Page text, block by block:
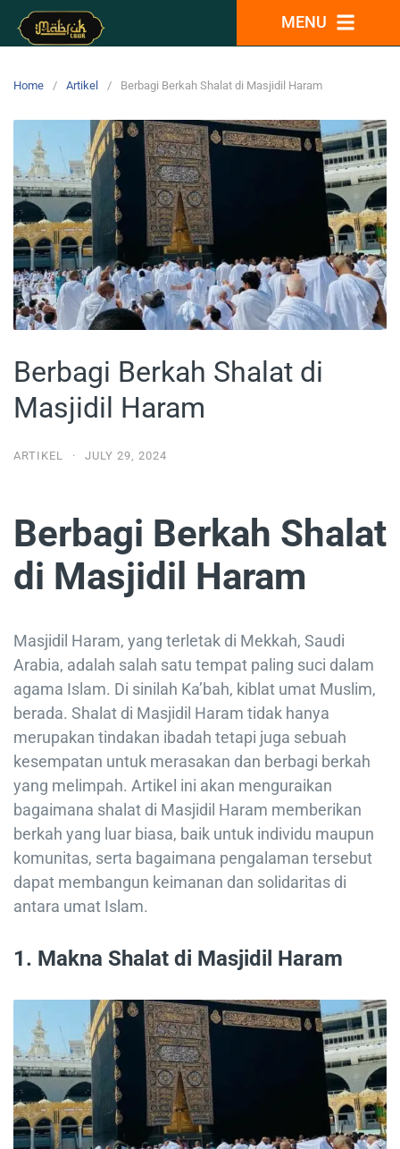
MENU
Home Artikel Berbagi Berkah Shalat di Masjidil Haram
Berbagi Berkah Shalat di
Masjidil Haram
ARTIKEL · JULY 29, 2024
Berbagi Berkah Shalat
di Masjidil Haram
Masjidil Haram, yang terletak di Mekkah, Saudi
Arabia, adalah salah satu tempat paling suci dalam
agama Islam. Di sinilah Ka’bah, kiblat umat Muslim,
berada. Shalat di Masjidil Haram tidak hanya
merupakan tindakan ibadah tetapi juga sebuah
kesempatan untuk merasakan dan berbagi berkah
yang melimpah. Artikel ini akan menguraikan
bagaimana shalat di Masjidil Haram memberikan
berkah yang luar biasa, baik untuk individu maupun
komunitas, serta bagaimana pengalaman tersebut
dapat membangun keimanan dan solidaritas di
antara umat Islam.
1. Makna Shalat di Masjidil Haram